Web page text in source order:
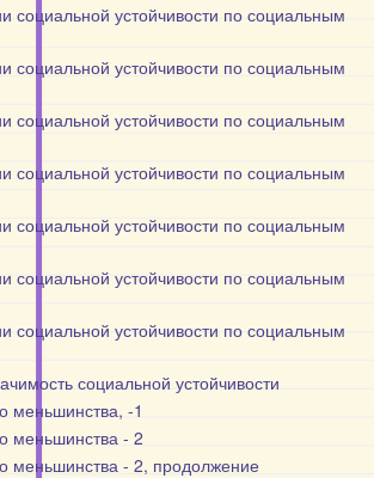
социальной устойчивости по социальным
социальной устойчивости по социальным
социальной устойчивости по социальным
социальной устойчивости по социальным
социальной устойчивости по социальным
социальной устойчивости по социальным
социальной устойчивости по социальным
социальной устойчивости
меньшинства, -1
меньшинства - 2
меньшинства - 2, продолжение